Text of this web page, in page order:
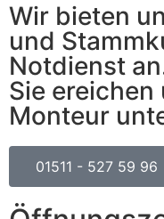
Wir bieten
und
Notdienst
Sie
Monteur
01511 - 527 59 96